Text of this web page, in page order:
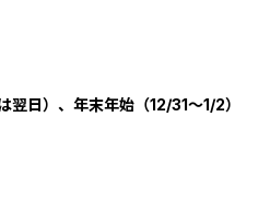
翌日）、年末年始（12/31〜1/2）